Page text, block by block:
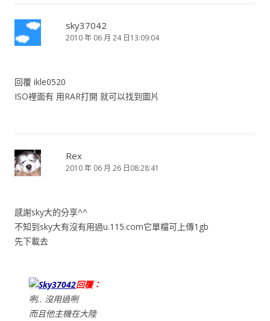
sky37042
2010 年 06 月 24 日13:09:04
回覆 ikle0520
ISO裡面有 用RAR打開 就可以找到圖片
Rex
2010 年 06 月 26 日08:28:41
感謝sky大的分享^^
不知到sky大有沒有用過u.115.com它單檔可上傳1gb
先下載去
Sky37042回覆：
咧.. 沒用過咧
而且他主機在大陸